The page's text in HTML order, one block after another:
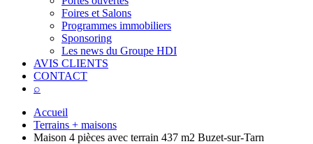
Foires et Salons
Programmes immobiliers
Sponsoring
Les news du Groupe HDI
AVIS CLIENTS
CONTACT
⌕
Accueil
Terrains + maisons
Maison 4 pièces avec terrain 437 m2 Buzet-sur-Tarn